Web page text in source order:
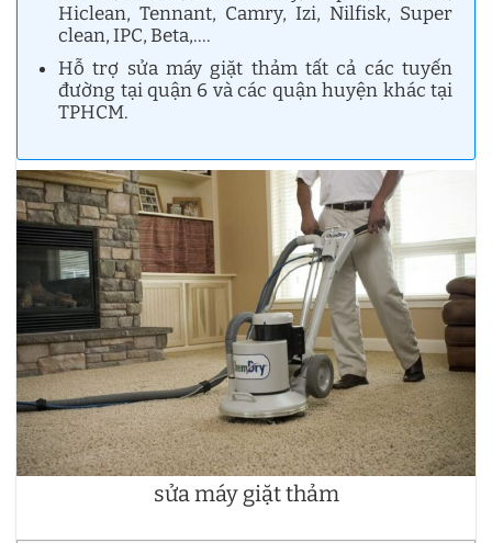
Hiclean, Tennant, Camry, Izi, Nilfisk, Super
clean, IPC, Beta,….
Hỗ trợ sửa máy giặt thảm tất cả các tuyến
đường tại quận 6 và các quận huyện khác tại
TPHCM.
sửa máy giặt thảm